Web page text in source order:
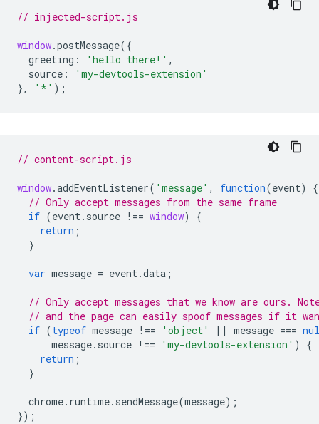
// injected-script.js
window.postMessage({
greeting : 'hello there!' ,
source :
'my-devtools-extension'
},
'*' );
// content-script.js
window.addEventListener( 'message' , function(event)
{
// Only accept messages from the same frame
if (event. source !== window)
{
return ;
}
var message = event.data ;
// Only accept messages that we know are ours.
// and the page can easily spoof messages if it
if (typeof message !== 'object' || message ===
message. source !== 'my-devtools-extension' )
{
return ;
}
chrome. runtime. sendMessage(message);
});